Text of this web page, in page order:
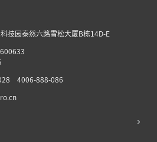
技园泰然六路雪松大厦B栋14D-E
4006-888-086